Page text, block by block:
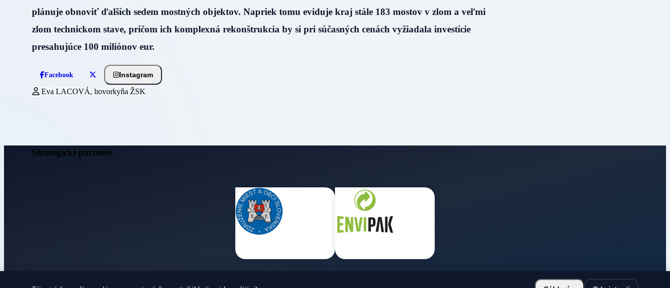
plánuje obnoviť ďalších sedem mostných objektov. Napriek tomu eviduje kraj stále 183 mostov v zlom a veľmi
zlom technickom stave, pričom ich komplexná rekonštrukcia by si pri súčasných cenách vyžiadala investície
presahujúce 100 miliónov eur.
Facebook Instagram
Eva LACOVÁ, hovorkyňa ŽSK
Strategickí partneri
Obecné noviny